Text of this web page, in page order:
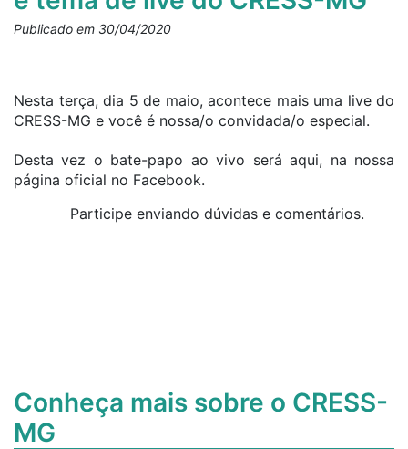
Publicado em 30/04/2020
Nesta terça, dia 5 de maio, acontece mais uma live do
CRESS-MG e você é nossa/o convidada/o especial.
Desta vez o bate-papo ao vivo será aqui, na nossa
página oficial no Facebook.
Participe enviando dúvidas e comentários.
Conheça mais sobre o CRESS-
MG